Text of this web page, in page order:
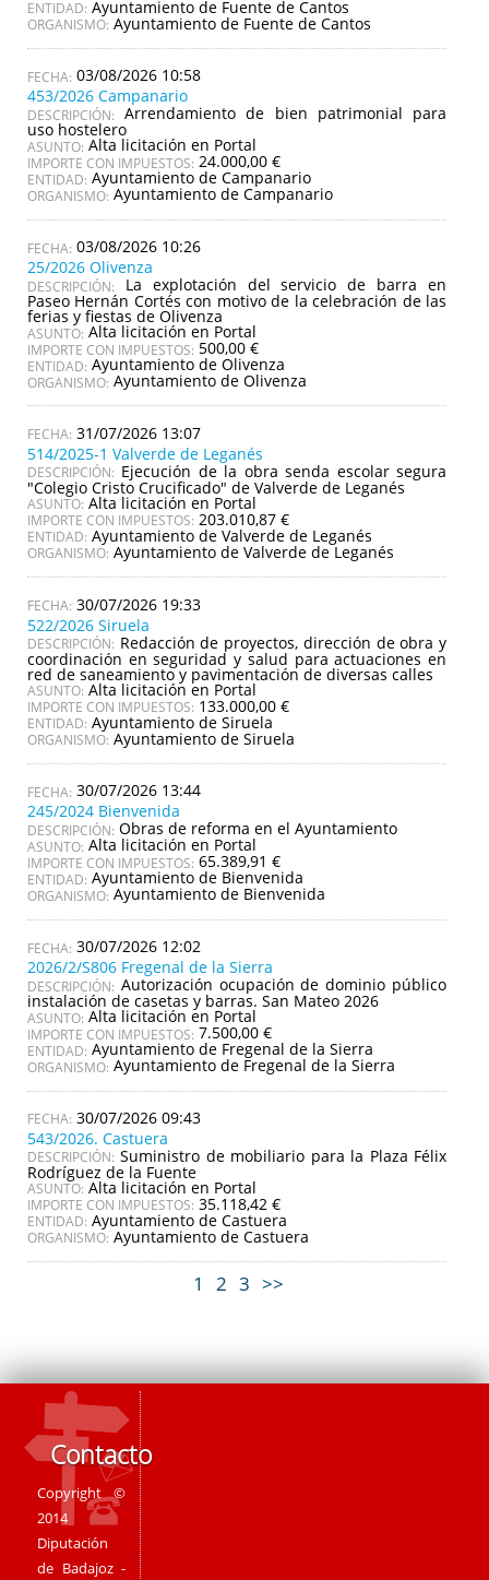
ENTIDAD: Ayuntamiento de Fuente de Cantos
ORGANISMO: Ayuntamiento de Fuente de Cantos
03/08/2026 10:58
453/2026 Campanario
DESCRIPCIÓN: Arrendamiento de bien patrimonial para
uso hostelero
ASUNTO: Alta licitación en Portal
IMPORTE CON IMPUESTOS: 24.000,00 €
ENTIDAD: Ayuntamiento de Campanario
ORGANISMO: Ayuntamiento de Campanario
03/08/2026 10:26
25/2026 Olivenza
DESCRIPCIÓN: La explotación del servicio de barra en
Paseo Hernán Cortés con motivo de la celebración de las
ferias y fiestas de Olivenza
ASUNTO: Alta licitación en Portal
IMPORTE CON IMPUESTOS: 500,00 €
ENTIDAD: Ayuntamiento de Olivenza
ORGANISMO: Ayuntamiento de Olivenza
31/07/2026 13:07
514/2025-1 Valverde de Leganés
DESCRIPCIÓN: Ejecución de la obra senda escolar segura
"Colegio Cristo Crucificado" de Valverde de Leganés
ASUNTO: Alta licitación en Portal
IMPORTE CON IMPUESTOS: 203.010,87 €
ENTIDAD: Ayuntamiento de Valverde de Leganés
ORGANISMO: Ayuntamiento de Valverde de Leganés
30/07/2026 19:33
522/2026 Siruela
DESCRIPCIÓN: Redacción de proyectos, dirección de obra y
coordinación en seguridad y salud para actuaciones en
red de saneamiento y pavimentación de diversas calles
ASUNTO: Alta licitación en Portal
IMPORTE CON IMPUESTOS: 133.000,00 €
ENTIDAD: Ayuntamiento de Siruela
ORGANISMO: Ayuntamiento de Siruela
30/07/2026 13:44
245/2024 Bienvenida
DESCRIPCIÓN: Obras de reforma en el Ayuntamiento
ASUNTO: Alta licitación en Portal
IMPORTE CON IMPUESTOS: 65.389,91 €
ENTIDAD: Ayuntamiento de Bienvenida
ORGANISMO: Ayuntamiento de Bienvenida
30/07/2026 12:02
2026/2/S806 Fregenal de la Sierra
DESCRIPCIÓN: Autorización ocupación de dominio público
instalación de casetas y barras. San Mateo 2026
ASUNTO: Alta licitación en Portal
IMPORTE CON IMPUESTOS: 7.500,00 €
ENTIDAD: Ayuntamiento de Fregenal de la Sierra
ORGANISMO: Ayuntamiento de Fregenal de la Sierra
30/07/2026 09:43
543/2026. Castuera
DESCRIPCIÓN: Suministro de mobiliario para la Plaza Félix
Rodríguez de la Fuente
ASUNTO: Alta licitación en Portal
IMPORTE CON IMPUESTOS: 35.118,42 €
ENTIDAD: Ayuntamiento de Castuera
ORGANISMO: Ayuntamiento de Castuera
1 2 3 >>
Contacto
Copyright ©
2014
Diputación
de Badajoz -